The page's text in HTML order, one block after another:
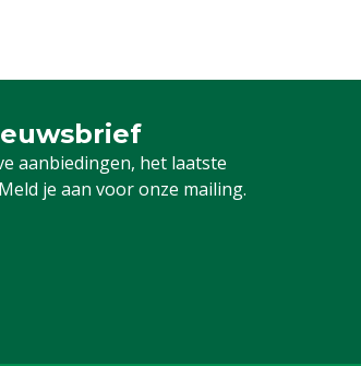
aanbiedingen, het laatste
je aan voor onze mailing.
nieuwsbrief